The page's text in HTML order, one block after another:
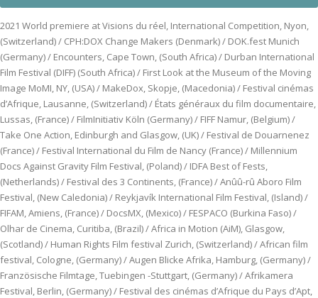
2021 World premiere at Visions du réel, International Competition, Nyon,
(Switzerland) / CPH:DOX Change Makers (Denmark) / DOK.fest Munich
(Germany) / Encounters, Cape Town, (South Africa) / Durban International
Film Festival (DIFF) (South Africa) / First Look at the Museum of the Moving
Image MoMI, NY, (USA) / MakeDox, Skopje, (Macedonia) / Festival cinémas
d’Afrique, Lausanne, (Switzerland) / États généraux du film documentaire,
Lussas, (France) / FilmInitiativ Köln (Germany) / FIFF Namur, (Belgium) /
Take One Action, Edinburgh and Glasgow, (UK) / Festival de Douarnenez
(France) / Festival International du Film de Nancy (France) / Millennium
Docs Against Gravity Film Festival, (Poland) / IDFA Best of Fests,
(Netherlands) / Festival des 3 Continents, (France) / Anûû-rû Aboro Film
Festival, (New Caledonia) / Reykjavík International Film Festival, (Island) /
FIFAM, Amiens, (France) / DocsMX, (Mexico) / FESPACO (Burkina Faso) /
Olhar de Cinema, Curitiba, (Brazil) / Africa in Motion (AiM), Glasgow,
(Scotland) / Human Rights Film festival Zurich, (Switzerland) / African film
festival, Cologne, (Germany) / Augen Blicke Afrika, Hamburg, (Germany) /
Französische Filmtage, Tuebingen -Stuttgart, (Germany) / Afrikamera
Festival, Berlin, (Germany) / Festival des cinémas d’Afrique du Pays d’Apt,